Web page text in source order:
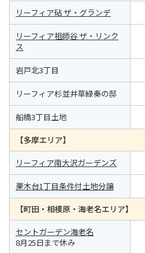
リーフィア砧 ザ・グランデ
リーフィア祖師谷 ザ・リンク
ス
岩戸北3丁目
リーフィア杉並井草緑奏の邸
船橋3丁目土地
【多摩エリア】
リーフィア南大沢ガーデンズ
栗木台1丁目条件付土地分譲
【町田・相模原・海老名エリア】
セントガーデン海老名
8月25日まで休み